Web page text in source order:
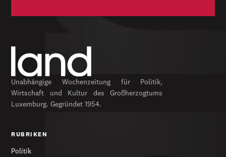
Unabhängige Wochenzeitung für Politik,
Wirtschaft und Kultur des Großherzogtums
Luxemburg. Gegründet 1954.
RUBRIKEN
Politik